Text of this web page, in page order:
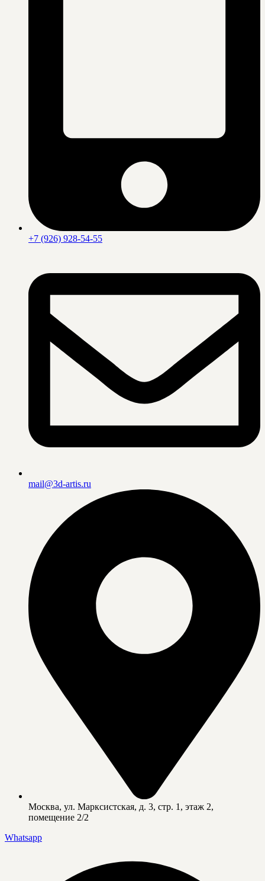
+7 (926) 928-54-55
mail@3d-artis.ru
Москва, ул. Марксистская, д. 3, стр. 1, этаж 2,
помещение 2/2
Whatsapp